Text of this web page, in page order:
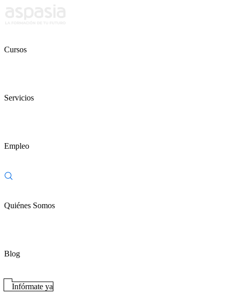
Cursos
Servicios
Empleo
Quiénes Somos
Blog
Infórmate ya